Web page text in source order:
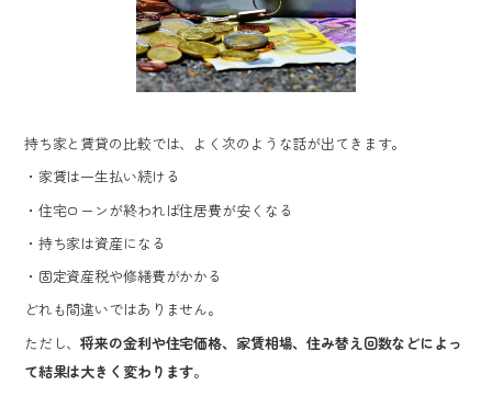
持ち家と賃貸の比較では、よく次のような話が出てきます。
・家賃は一生払い続ける
・住宅ローンが終われば住居費が安くなる
・持ち家は資産になる
・固定資産税や修繕費がかかる
どれも間違いではありません。
ただし、将来の金利や住宅価格、家賃相場、住み替え回数などによっ
て結果は大きく変わります。